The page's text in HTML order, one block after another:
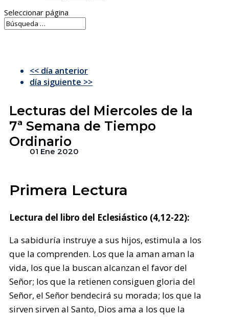
Seleccionar página
<< día anterior
día siguiente >>
Lecturas del Miercoles de la
7ª Semana de Tiempo
Ordinario
01 Ene 2020
Primera Lectura
Lectura del libro del Eclesiástico (4,12-22):
La sabiduría instruye a sus hijos, estimula a los
que la comprenden. Los que la aman aman la
vida, los que la buscan alcanzan el favor del
Señor; los que la retienen consiguen gloria del
Señor, el Señor bendecirá su morada; los que la
sirven sirven al Santo, Dios ama a los que la